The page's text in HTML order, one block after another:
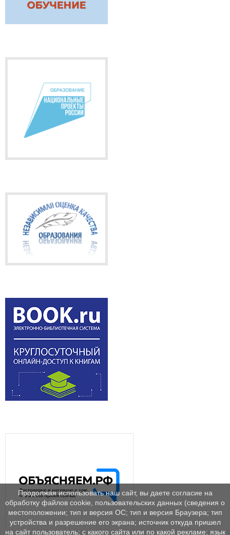
Продолжая использовать наш сайт, вы даете согласие на
обработку файлов cookie, пользовательских данных (сведения о
местоположении; тип и версия ОС; тип и версия Браузера; тип
устройства и разрешение его экрана; источник откуда пришел
на сайт пользователь; с какого сайта или по какой рекламе; язык